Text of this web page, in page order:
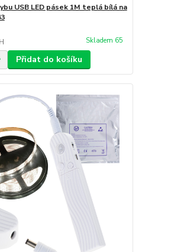
USB LED pásek 1M teplá bílá na
Skladem 65
Přidat do košíku